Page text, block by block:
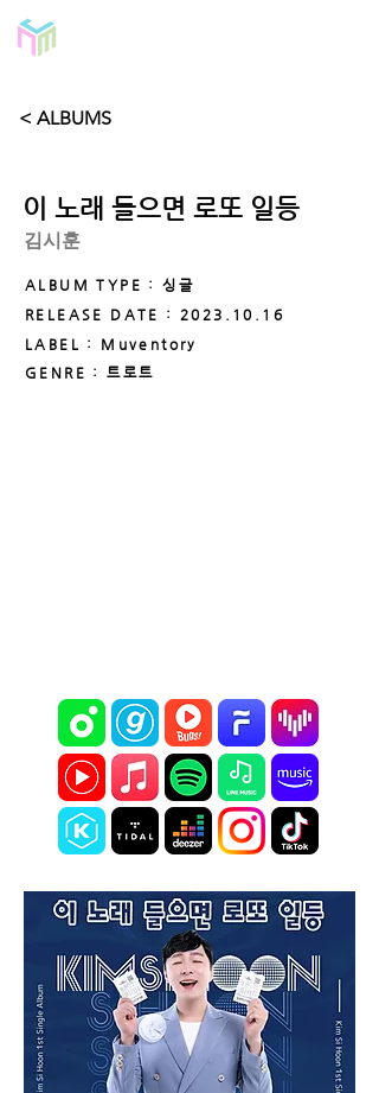
< ALBUMS
이 노래 들으면 로또 일등
김시훈
ALBUM TYPE : 싱글
RELEASE DATE : 2023.10.16
LABEL : Muventory
GENRE : 트로트